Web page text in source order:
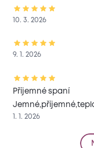
10. 3. 2026
9. 1. 2026
Příjemné spaní
1. 1. 2026